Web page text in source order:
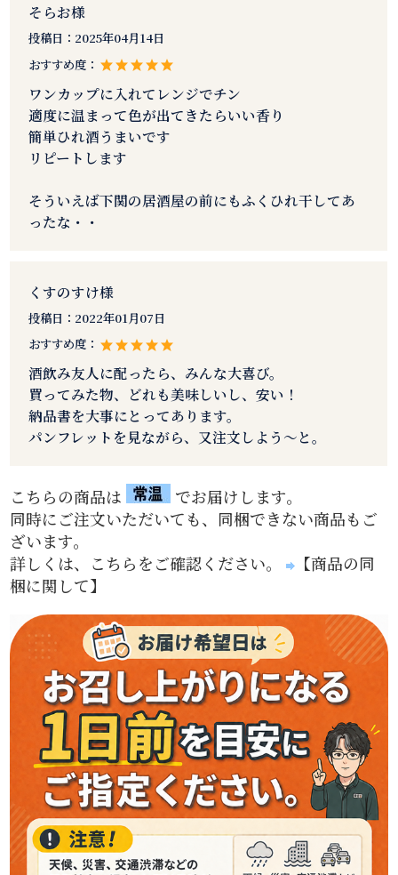
そらお様
投稿日： 2025年04月14日
おすすめ度：
ワンカップに入れてレンジでチン
適度に温まって色が出てきたらいい香り
簡単ひれ酒うまいです
リピートします
そういえば下関の居酒屋の前にもふくひれ干してあ
ったな・・
くすのすけ様
投稿日： 2022年01月07日
おすすめ度：
酒飲み友人に配ったら、みんな大喜び。
買ってみた物、どれも美味しいし、安い！
納品書を大事にとってあります。
パンフレットを見ながら、又注文しよう～と。
こちらの商品は
でお届けします。
同時にご注文いただいても、同梱できない商品もご
ざいます。
詳しくは、こちらをご確認ください。
【商品の同
梱に関して】